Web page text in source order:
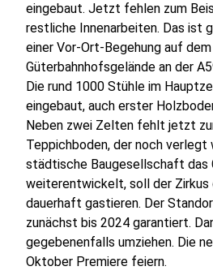
eingebaut. Jetzt fehlen zum
restliche Innenarbeiten. Das ist
einer Vor-Ort-Begehung auf
Güterbahnhofsgelände an der
Die rund 1000 Stühle im
eingebaut, auch erster
Neben zwei Zelten fehlt jetzt
Teppichboden, der noch verlegt
städtische Baugesellschaft das
weiterentwickelt, soll der
dauerhaft gastieren. Der
zunächst bis 2024 garantiert.
gegebenenfalls umziehen. Die
Oktober Premiere feiern.